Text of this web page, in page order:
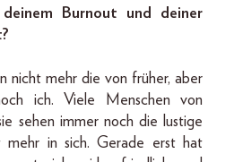
Burnout und deiner
nicht mehr die von früher, aber
ich. Viele Menschen von
sehen immer noch die lustige
mehr in sich. Gerade erst hat